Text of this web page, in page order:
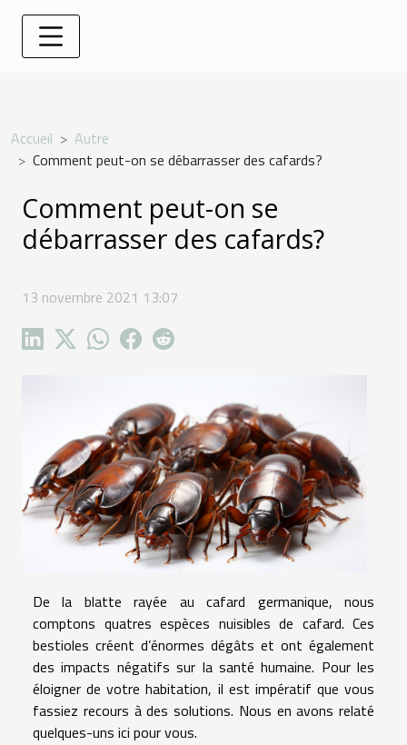
Accueil
Autre
Comment peut-on se débarrasser des cafards?
Comment peut-on se
débarrasser des cafards?
13 novembre 2021 13:07
De la blatte rayée au cafard germanique, nous
comptons quatres espèces nuisibles de cafard. Ces
bestioles créent d’énormes dégâts et ont également
des impacts négatifs sur la santé humaine. Pour les
éloigner de votre habitation, il est impératif que vous
fassiez recours à des solutions. Nous en avons relaté
quelques-uns ici pour vous.